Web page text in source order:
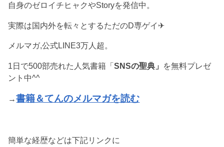
自身のゼロイチヒャクやStoryを発信中。
実際は国内外を転々とするただのD専ゲイ✈︎
メルマガ,公式LINE3万人超。
1日で500部売れた人気書籍「SNSの聖典」 を無料プレゼ
ント中^^
→書籍＆てんのメルマガを読む
簡単な経歴などは下記リンクに